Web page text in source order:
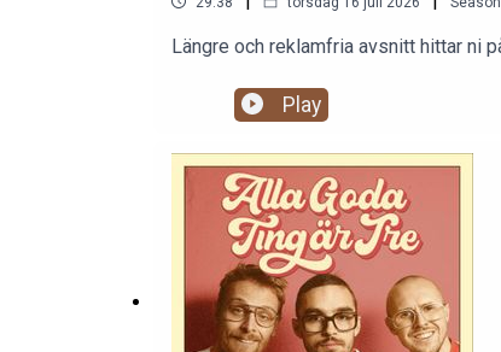
Längre och reklamfria avsnitt hittar ni
Play